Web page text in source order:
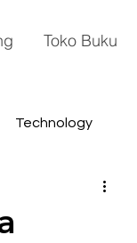
Toko Buku
Technology